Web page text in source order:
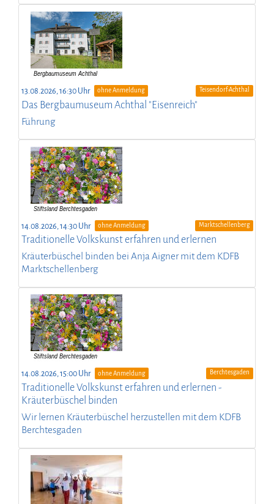
13.08.2026, 16:30 Uhr ohne Anmeldung Teisendorf-Achthal
Das Bergbaumuseum Achthal "Eisenreich"
Führung
14.08.2026, 14:30 Uhr ohne Anmeldung Marktschellenberg
Traditionelle Volkskunst erfahren und erlernen
Kräuterbüschel binden bei Anja Aigner mit dem KDFB
Marktschellenberg
14.08.2026, 15:00 Uhr ohne Anmeldung Berchtesgaden
Traditionelle Volkskunst erfahren und erlernen -
Kräuterbüschel binden
Wir lernen Kräuterbüschel herzustellen mit dem KDFB
Berchtesgaden